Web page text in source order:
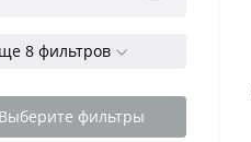
8 фильтров
Выберите фильтры